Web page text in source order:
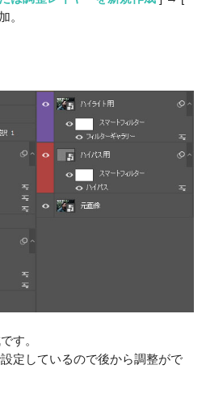
。
す。
定しているので後から調整がで